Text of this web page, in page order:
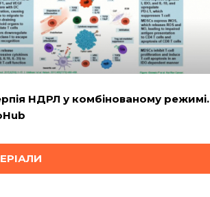
НДРЛ у комбінованому режимі.